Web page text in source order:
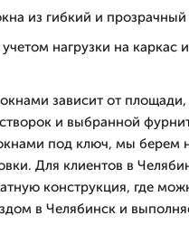
из гибкий и
нагрузки на каркас
зависит от
и выбранной
под ключ, мы берем
Для клиентов в
конструкция, где
в Челябинск и